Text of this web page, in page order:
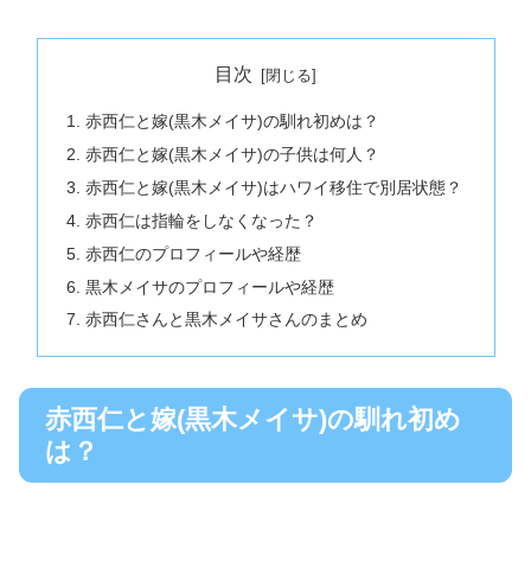
目次
赤西仁と嫁(黒木メイサ)の馴れ初めは？
赤西仁と嫁(黒木メイサ)の子供は何人？
赤西仁と嫁(黒木メイサ)はハワイ移住で別居状態？
赤西仁は指輪をしなくなった？
赤西仁のプロフィールや経歴
黒木メイサのプロフィールや経歴
赤西仁さんと黒木メイサさんのまとめ
赤西仁と嫁(黒木メイサ)の馴れ初め
は？